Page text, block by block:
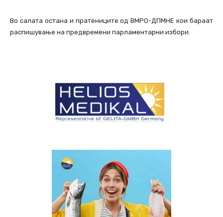
Во салата остана и пратениците од ВМРО-ДПМНЕ кои бараат
распишување на предвремени парламентарни избори.